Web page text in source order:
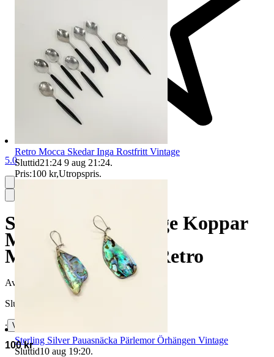
5.0
Spiral Resår Vintage Koppar
Metall Fjäder
Möbeltapetsering Retro
Avslutad
14 jun 20:30
Slutpris
∙ Visa bud
100 kr
Retro Mocca Skedar Inga Rostfritt Vintage
Sluttid21:24 9 aug 21:24.
Pris:100 kr,Utropspris.
Sterling Silver Pauasnäcka Pärlemor Örhängen Vintage
Sluttid10 aug 19:20.